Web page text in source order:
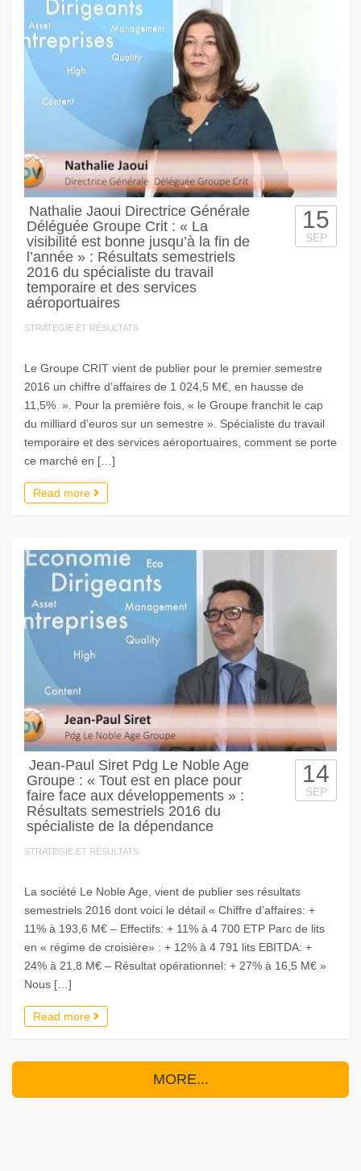
Nathalie Jaoui Directrice Générale
Déléguée Groupe Crit : « La
visibilité est bonne jusqu’à la fin de
l’année » : Résultats semestriels
2016 du spécialiste du travail
temporaire et des services
aéroportuaires
STRATEGIE ET RÉSULTATS
15
SEP
Le Groupe CRIT vient de publier pour le premier semestre
2016 un chiffre d’affaires de 1 024,5 M€, en hausse de
11,5% ». Pour la première fois, « le Groupe franchit le cap
du milliard d’euros sur un semestre ». Spécialiste du travail
temporaire et des services aéroportuaires, comment se porte
ce marché en […]
Read more
Jean-Paul Siret Pdg Le Noble Age
Groupe : « Tout est en place pour
faire face aux développements » :
Résultats semestriels 2016 du
spécialiste de la dépendance
STRATEGIE ET RÉSULTATS
14
SEP
La société Le Noble Age, vient de publier ses résultats
semestriels 2016 dont voici le détail « Chiffre d’affaires: +
11% à 193,6 M€ – Effectifs: + 11% à 4 700 ETP Parc de lits
en « régime de croisière» : + 12% à 4 791 lits EBITDA: +
24% à 21,8 M€ – Résultat opérationnel: + 27% à 16,5 M€ »
Nous […]
Read more
MORE...